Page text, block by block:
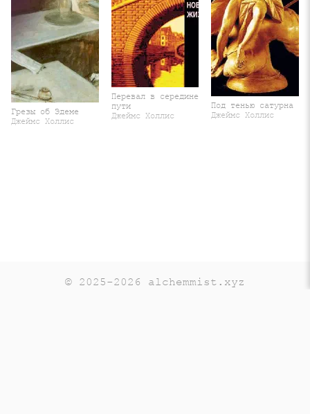
Грезы об Эдеме
Джеймс Холлис
Перевал в середине
пути
Джеймс Холлис
Под тенью сатурна
Джеймс Холлис
© 2025-2026 alchemmist.xyz